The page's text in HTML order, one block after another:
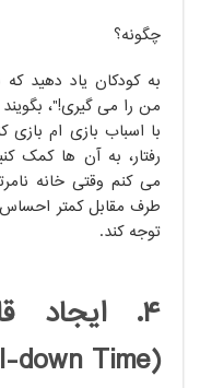
چگونه؟
به کودکان یاد دهید
من را می گیری!"،
با اسباب بازی ام
رفتار، به آن ها کمک
می کنم وقتی خانه
طرف مقابل کمتر احساس
توجه کند.
۴. ایجاد
(Cool-down Time)